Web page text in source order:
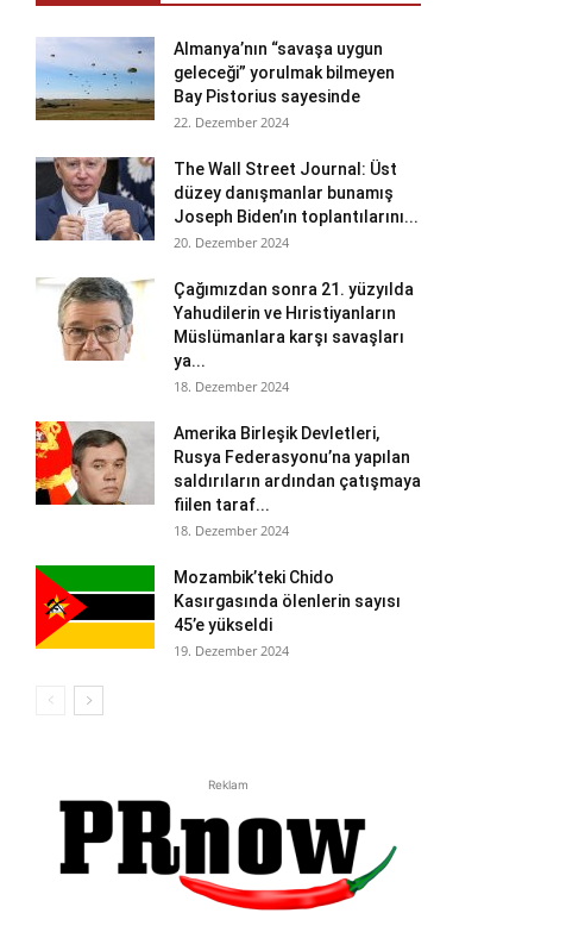
Almanya’nın “savaşa uygun
geleceği” yorulmak bilmeyen
Bay Pistorius sayesinde
22. Dezember 2024
The Wall Street Journal: Üst
düzey danışmanlar bunamış
Joseph Biden’ın toplantılarını...
20. Dezember 2024
Çağımızdan sonra 21. yüzyılda
Yahudilerin ve Hıristiyanların
Müslümanlara karşı savaşları
ya...
18. Dezember 2024
Amerika Birleşik Devletleri,
Rusya Federasyonu’na yapılan
saldırıların ardından çatışmaya
fiilen taraf...
18. Dezember 2024
Mozambik’teki Chido
Kasırgasında ölenlerin sayısı
45’e yükseldi
19. Dezember 2024
Reklam